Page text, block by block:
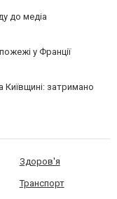
до медіа
у Франції
Київщині: затримано
Здоров'я
Транспорт